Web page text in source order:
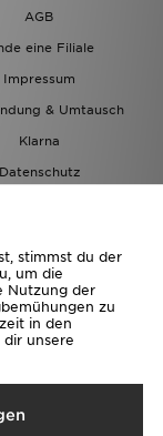
AGB
eine Filiale
Impressum
& Umtausch
Klarna
Datenschutz
stimmst du der
um die
Nutzung der
zu
in den
dir unsere